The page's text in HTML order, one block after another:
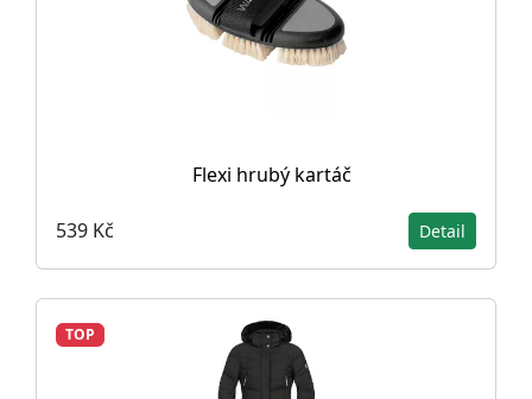
Flexi hrubý kartáč
539 Kč Detail
TOP